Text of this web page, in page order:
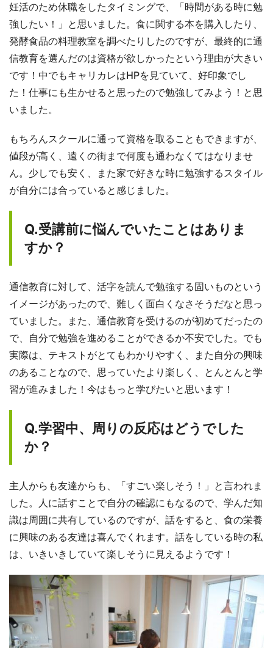
妊活のため休職をしたタイミングで、「時間がある時に勉
強したい！」と思いました。食に関する本を購入したり、
発酵食品の料理教室を調べたりしたのですが、最終的に通
信教育を選んだのは資格が欲しかったという理由が大きい
です！中でもキャリカレはHPを見ていて、好印象でし
た！仕事にも生かせると思ったので勉強してみよう！と思
いました。
もちろんスクールに通って資格を取ることもできますが、
値段が高く、遠くの街まで何度も通わなくてはなりませ
ん。少しでも安く、また家で好きな時に勉強するスタイル
が自分には合っていると感じました。
Q.受講前に悩んでいたことはありま
すか？
通信教育に対して、活字を読んで勉強する固いものという
イメージがあったので、難しく面白くなさそうだなと思っ
ていました。また、通信教育を受けるのが初めてだったの
で、自分で勉強を進めることができるか不安でした。でも
実際は、テキストがとてもわかりやすく、また自分の興味
のあることなので、思っていたより楽しく、とんとんと学
習が進みました！今はもっと学びたいと思います！
Q.学習中、周りの反応はどうでした
か？
主人からも友達からも、「すごい楽しそう！」と言われま
した。人に話すことで自分の確認にもなるので、学んだ知
識は周囲に共有しているのですが、話をすると、食の栄養
に興味のある友達は喜んでくれます。話をしている時の私
は、いきいきしていて楽しそうに見えるようです！